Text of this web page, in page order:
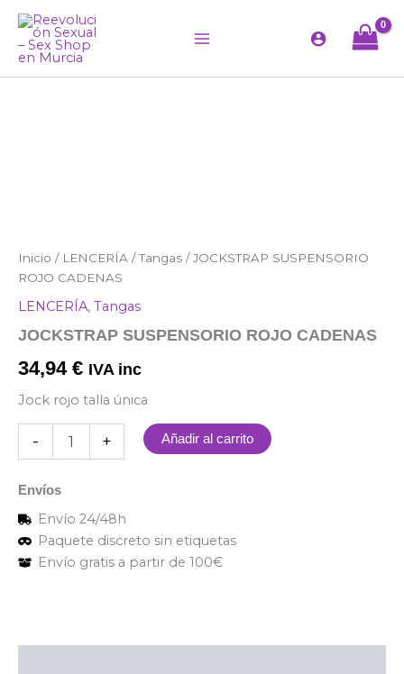
contenido
Inicio / LENCERÍA /Tangas / JOCKSTRAP SUSPENSORIO
ROJO CADENAS
LENCERÍA, Tangas
JOCKSTRAP SUSPENSORIO ROJO CADENAS
34,94 € IVA inc
Jock rojo talla única
-
JOCKSTRAP
SUSPENSORIO
CADENAS
cantidad
+ Añadir al carrito
Envíos
Envío 24/48h
Paquete discreto sin etiquetas
Envío gratis a partir de 100€